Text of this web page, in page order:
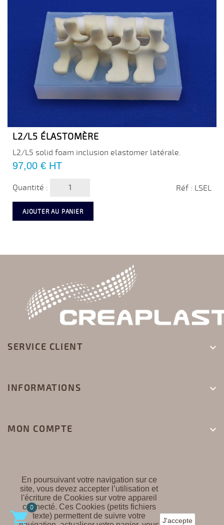
L2/L5 ÉLASTOMÈRE
L2/L5 solid foam inclusion elastomer latérale.
Prix
97,00 € HT
Quantité : Réf : LSEL
AJOUTER AU PANIER
SERVICE CLIENT 
INFORMATIONS 
MON COMPTE 
En poursuivant votre navigation sur ce
site, vous devez accepter l’utilisation et
l'écriture de Cookies sur votre appareil
connecté. Ces Cookies (petits fichiers
texte) permettent de suivre votre
J'accepte
CREAPLAST ©

0